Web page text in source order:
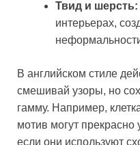
Твид и шерсть:
интерьерах,
В английском стиле
смешивай узоры, но
гамму. Например,
мотив могут прекрасно
если они используют